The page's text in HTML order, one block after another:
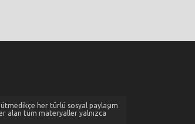
her türlü sosyal paylaşım
alan tüm materyaller yalnızca